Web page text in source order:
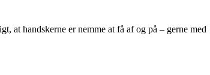
at handskerne er nemme at få af og på – gerne med